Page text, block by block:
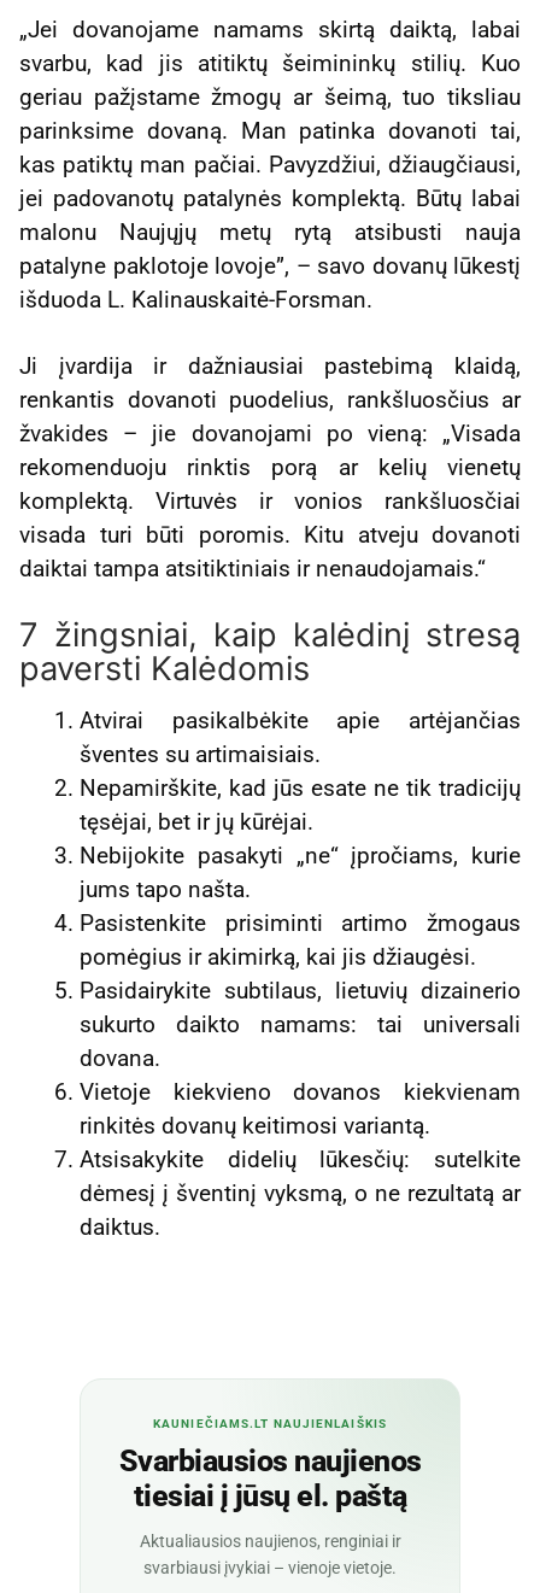
„Jei dovanojame namams skirtą daiktą, labai
svarbu, kad jis atitiktų šeimininkų stilių. Kuo
geriau pažįstame žmogų ar šeimą, tuo tiksliau
parinksime dovaną. Man patinka dovanoti tai,
kas patiktų man pačiai. Pavyzdžiui, džiaugčiausi,
jei padovanotų patalynės komplektą. Būtų labai
malonu Naujųjų metų rytą atsibusti nauja
patalyne paklotoje lovoje”, – savo dovanų lūkestį
išduoda L. Kalinauskaitė-Forsman.
Ji įvardija ir dažniausiai pastebimą klaidą,
renkantis dovanoti puodelius, rankšluosčius ar
žvakides – jie dovanojami po vieną: „Visada
rekomenduoju rinktis porą ar kelių vienetų
komplektą. Virtuvės ir vonios rankšluosčiai
visada turi būti poromis. Kitu atveju dovanoti
daiktai tampa atsitiktiniais ir nenaudojamais.“
7 žingsniai, kaip kalėdinį stresą
paversti Kalėdomis
Atvirai pasikalbėkite apie artėjančias
šventes su artimaisiais.
Nepamirškite, kad jūs esate ne tik tradicijų
tęsėjai, bet ir jų kūrėjai.
Nebijokite pasakyti „ne“ įpročiams, kurie
jums tapo našta.
Pasistenkite prisiminti artimo žmogaus
pomėgius ir akimirką, kai jis džiaugėsi.
Pasidairykite subtilaus, lietuvių dizainerio
sukurto daikto namams: tai universali
dovana.
Vietoje kiekvieno dovanos kiekvienam
rinkitės dovanų keitimosi variantą.
Atsisakykite didelių lūkesčių: sutelkite
dėmesį į šventinį vyksmą, o ne rezultatą ar
daiktus.
KAUNIEČIAMS.LT NAUJIENLAIŠKIS
Svarbiausios naujienos
tiesiai į jūsų el. paštą
Aktualiausios naujienos, renginiai ir
svarbiausi įvykiai – vienoje vietoje.